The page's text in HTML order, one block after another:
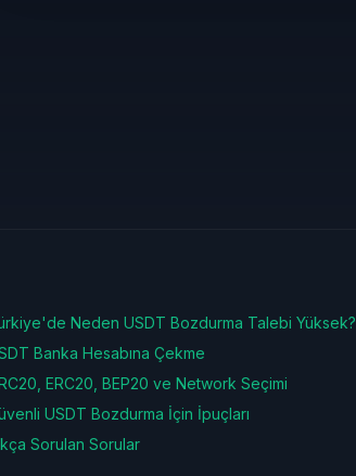
Neden USDT Bozdurma Talebi Yüksek?
Banka Hesabına Çekme
ERC20, BEP20 ve Network Seçimi
USDT Bozdurma İçin İpuçları
Sorulan Sorular